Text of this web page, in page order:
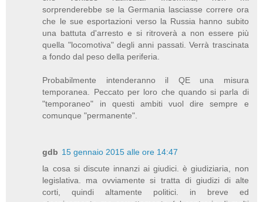
sorprenderebbe se la Germania lasciasse correre ora
che le sue esportazioni verso la Russia hanno subito
una battuta d'arresto e si ritroverà a non essere più
quella "locomotiva" degli anni passati. Verrà trascinata
a fondo dal peso della periferia.
Probabilmente intenderanno il QE una misura
temporanea. Peccato per loro che quando si parla di
"temporaneo" in questi ambiti vuol dire sempre e
comunque "permanente".
gdb 15 gennaio 2015 alle ore 14:47
la cosa si discute innanzi ai giudici. è giudiziaria, non
legislativa. ma ovviamente si tratta di giudizi di alte
corti, quindi altamente politici. in breve ed